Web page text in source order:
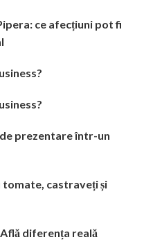
ce afecțiuni pot fi
prezentare într-un
castraveți și
diferența reală